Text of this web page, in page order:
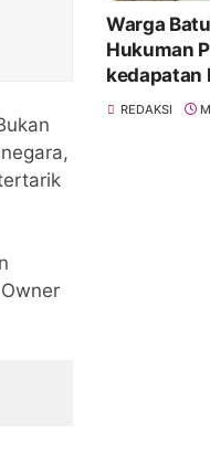
Warga
Hukuman
kedapatan
REDAKSI